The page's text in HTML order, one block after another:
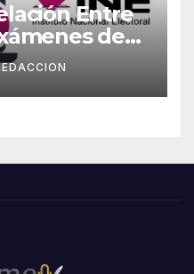
Entre
de